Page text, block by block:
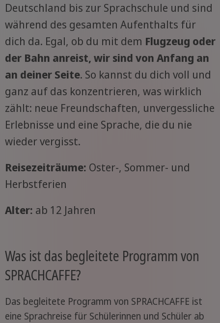
Deutschland bis zur Sprachschule und sind
während des gesamten Aufenthalts für
dich da. Egal, ob du mit dem Flugzeug oder
der Bahn anreist, wir sind von Anfang an
an deiner Seite. So kannst du dich voll und
ganz auf das konzentrieren, was wirklich
zählt: neue Freundschaften, unvergessliche
Erlebnisse und eine Sprache, die du nie
wieder vergisst.
Reisezeiträume: Oster-, Sommer- und
Herbstferien
Alter: ab 12 Jahren
Was ist das begleitete Programm von
SPRACHCAFFE?
Das begleitete Programm von SPRACHCAFFE ist
eine Sprachreise für Schülerinnen und Schüler ab